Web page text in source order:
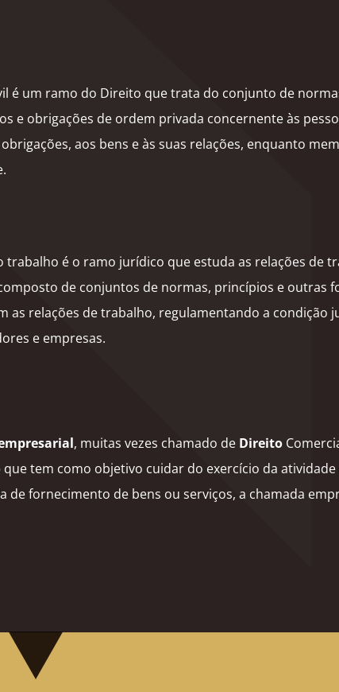
é um ramo do Direito que trata do conjunto de
e obrigações de ordem privada concernente às
aos bens e às suas relações, enquanto
trabalho é o ramo jurídico que estuda as relações de
de conjuntos de normas, princípios e outras
as relações de trabalho, regulamentando a condição
eempresas.
, muitas vezes chamado de Direito
que tem como objetivo cuidar do exercício da atividade
de fornecimento de bens ou serviços, a chamada